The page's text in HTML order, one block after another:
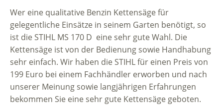
Wer eine qualitative Benzin Kettensäge für
gelegentliche Einsätze in seinem Garten benötigt, so
ist die STIHL MS 170 D eine sehr gute Wahl. Die
Kettensäge ist von der Bedienung sowie Handhabung
sehr einfach. Wir haben die STIHL für einen Preis von
199 Euro bei einem Fachhändler erworben und nach
unserer Meinung sowie langjährigen Erfahrungen
bekommen Sie eine sehr gute Kettensäge geboten.